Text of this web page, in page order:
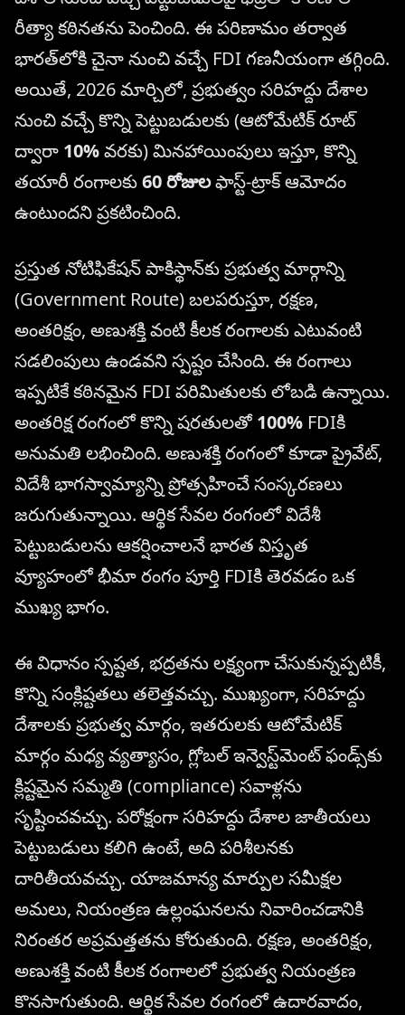
రీత్యా కఠినతను పెంచింది. ఈ పరిణామం తర్వాత
భారత్‌లోకి చైనా నుంచి వచ్చే FDI గణనీయంగా తగ్గింది.
అయితే, 2026 మార్చిలో, ప్రభుత్వం సరిహద్దు దేశాల
నుంచి వచ్చే కొన్ని పెట్టుబడులకు (ఆటోమేటిక్ రూట్
ద్వారా 10%వరకు) మినహాయింపులు ఇస్తూ, కొన్ని
తయారీ రంగాలకు60 రోజులఫాస్ట్-ట్రాక్ ఆమోదం
ఉంటుందని ప్రకటించింది.
ప్రస్తుత నోటిఫికేషన్ పాకిస్థాన్‌కు ప్రభుత్వ మార్గాన్ని
(Government Route) బలపరుస్తూ, రక్షణ,
అంతరిక్షం, అణుశక్తి వంటి కీలక రంగాలకు ఎటువంటి
సడలింపులు ఉండవని స్పష్టం చేసింది. ఈ రంగాలు
ఇప్పటికే కఠినమైన FDI పరిమితులకు లోబడి ఉన్నాయి.
అంతరిక్ష రంగంలో కొన్ని షరతులతో100% FDIకి
అనుమతి లభించింది. అణుశక్తి రంగంలో కూడా ప్రైవేట్,
విదేశీ భాగస్వామ్యాన్ని ప్రోత్సహించే సంస్కరణలు
జరుగుతున్నాయి. ఆర్థిక సేవల రంగంలో విదేశీ
పెట్టుబడులను ఆకర్షించాలనే భారత విస్తృత
వ్యూహంలో భీమా రంగం పూర్తి FDIకి తెరవడం ఒక
ముఖ్య భాగం.
ఈ విధానం స్పష్టత, భద్రతను లక్ష్యంగా చేసుకున్నప్పటికీ,
కొన్ని సంక్లిష్టతలు తలెత్తవచ్చు. ముఖ్యంగా, సరిహద్దు
దేశాలకు ప్రభుత్వ మార్గం, ఇతరులకు ఆటోమేటిక్
మార్గం మధ్య వ్యత్యాసం, గ్లోబల్ ఇన్వెస్ట్‌మెంట్ ఫండ్స్‌కు
క్లిష్టమైన సమ్మతి (compliance) సవాళ్లను
సృష్టించవచ్చు. పరోక్షంగా సరిహద్దు దేశాల జాతీయలు
పెట్టుబడులు కలిగి ఉంటే, అది పరిశీలనకు
దారితీయవచ్చు. యాజమాన్య మార్పుల సమీక్షల
అమలు, నియంత్రణ ఉల్లంఘనలను నివారించడానికి
నిరంతర అప్రమత్తతను కోరుతుంది. రక్షణ, అంతరిక్షం,
అణుశక్తి వంటి కీలక రంగాలలో ప్రభుత్వ నియంత్రణ
కొనసాగుతుంది. ఆర్థిక సేవల రంగంలో ఉదారవాదం,